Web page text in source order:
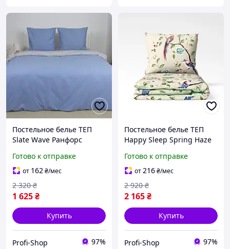
Постельное белье ТЕП
Slate Wave Ранфорс
70х70 см Голубой
(38490180215)
Готово к отправке
от 162₴/мес
1 625₴
2 320 ₴
Купить
Profi-Shop 97%
Постельное белье ТЕП
Happy Sleep Spring Haze
50х70 см Бежевый
(51830150215)
Готово к отправке
от216₴/мес
2 165₴
2 920 ₴
Купить
Profi-Shop 97%